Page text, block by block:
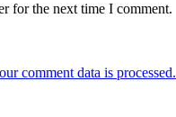
for the next time I comment.
comment data is processed.